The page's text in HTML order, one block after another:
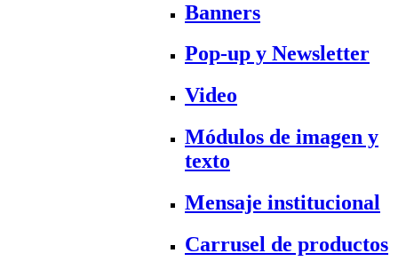
Banners
Pop-up y Newsletter
Video
Módulos de imagen y
texto
Mensaje institucional
Carrusel de productos